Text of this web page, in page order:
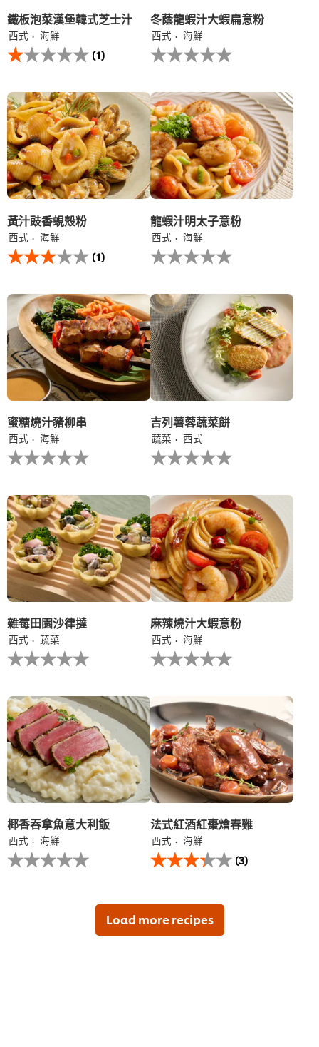
鐵板泡菜漢堡​韓式芝士汁​
西式
海鮮
此
鐵
菜
漢
堡​
韓
式
芝
士
汁​
的
平
均
评
分
为
共
5
分，
评
分
为
1。
(1)
冬蔭龍蝦汁大蝦扁意粉
西式
海鮮
没
有
个
recipe
提
交
评
级
黃汁豉香蜆殼粉
西式
海鮮
此
黃
香
蜆
殼
粉
的
平
均
分
为
3.0，
共
5
分，
分
为
1。
(1)
龍蝦汁明太子意粉
西式
海鮮
没
有
个
recipe
提
交
评
级
蜜糖燒汁豬柳串
西式
海鮮
没
有
个
recipe
提
交
评
级
吉列薯蓉蔬菜餅
蔬菜
西式
没
有
个
recipe
提
交
评
级
雜莓田園沙律撻
西式
蔬菜
没
有
个
recipe
提
交
评
级
麻辣燒汁大蝦意粉
西式
海鮮
没
有
个
recipe
提
交
评
级
椰香吞拿魚意大利飯​
西式
海鮮
没
有
法式紅酒紅棗燴春雞
西式
海鮮
此
法
酒
紅
棗
(3)
Load more recipes